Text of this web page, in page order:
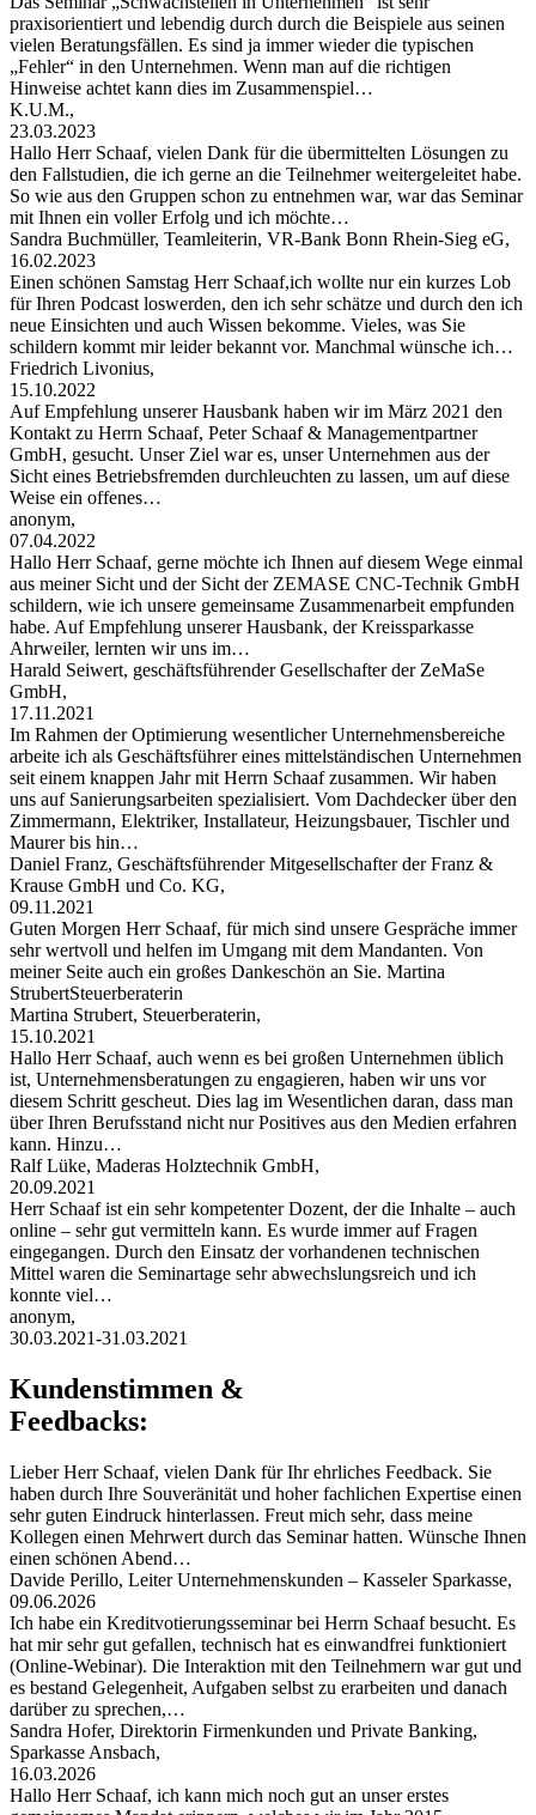
praxisorientiert und lebendig durch durch die Beispiele aus seinen
vielen Beratungsfällen. Es sind ja immer wieder die typischen
„Fehler“ in den Unternehmen. Wenn man auf die richtigen
Hinweise achtet kann dies im Zusammenspiel…
K.U.M.,
23.03.2023
Hallo Herr Schaaf, vielen Dank für die übermittelten Lösungen zu
den Fallstudien, die ich gerne an die Teilnehmer weitergeleitet habe.
So wie aus den Gruppen schon zu entnehmen war, war das Seminar
mit Ihnen ein voller Erfolg und ich möchte…
Sandra Buchmüller, Teamleiterin, VR-Bank Bonn Rhein-Sieg eG,
16.02.2023
Einen schönen Samstag Herr Schaaf,ich wollte nur ein kurzes Lob
für Ihren Podcast loswerden, den ich sehr schätze und durch den ich
neue Einsichten und auch Wissen bekomme. Vieles, was Sie
schildern kommt mir leider bekannt vor. Manchmal wünsche ich…
Friedrich Livonius,
15.10.2022
Auf Empfehlung unserer Hausbank haben wir im März 2021 den
Kontakt zu Herrn Schaaf, Peter Schaaf & Managementpartner
GmbH, gesucht. Unser Ziel war es, unser Unternehmen aus der
Sicht eines Betriebsfremden durchleuchten zu lassen, um auf diese
Weise ein offenes…
anonym,
07.04.2022
Hallo Herr Schaaf, gerne möchte ich Ihnen auf diesem Wege einmal
aus meiner Sicht und der Sicht der ZEMASE CNC-Technik GmbH
schildern, wie ich unsere gemeinsame Zusammenarbeit empfunden
habe. Auf Empfehlung unserer Hausbank, der Kreissparkasse
Ahrweiler, lernten wir uns im…
Harald Seiwert, geschäftsführender Gesellschafter der ZeMaSe
GmbH,
17.11.2021
Im Rahmen der Optimierung wesentlicher Unternehmensbereiche
arbeite ich als Geschäftsführer eines mittelständischen Unternehmen
seit einem knappen Jahr mit Herrn Schaaf zusammen. Wir haben
uns auf Sanierungsarbeiten spezialisiert. Vom Dachdecker über den
Zimmermann, Elektriker, Installateur, Heizungsbauer, Tischler und
Maurer bis hin…
Daniel Franz, Geschäftsführender Mitgesellschafter der Franz &
Krause GmbH und Co. KG,
09.11.2021
Guten Morgen Herr Schaaf, für mich sind unsere Gespräche immer
sehr wertvoll und helfen im Umgang mit dem Mandanten. Von
meiner Seite auch ein großes Dankeschön an Sie. Martina
StrubertSteuerberaterin
Martina Strubert, Steuerberaterin,
15.10.2021
Hallo Herr Schaaf, auch wenn es bei großen Unternehmen üblich
ist, Unternehmensberatungen zu engagieren, haben wir uns vor
diesem Schritt gescheut. Dies lag im Wesentlichen daran, dass man
über Ihren Berufsstand nicht nur Positives aus den Medien erfahren
kann. Hinzu…
Ralf Lüke, Maderas Holztechnik GmbH,
20.09.2021
Herr Schaaf ist ein sehr kompetenter Dozent, der die Inhalte – auch
online – sehr gut vermitteln kann. Es wurde immer auf Fragen
eingegangen. Durch den Einsatz der vorhandenen technischen
Mittel waren die Seminartage sehr abwechslungsreich und ich
konnte viel…
anonym,
30.03.2021-31.03.2021
Kundenstimmen &
Feedbacks:
Lieber Herr Schaaf, vielen Dank für Ihr ehrliches Feedback. Sie
haben durch Ihre Souveränität und hoher fachlichen Expertise einen
sehr guten Eindruck hinterlassen. Freut mich sehr, dass meine
Kollegen einen Mehrwert durch das Seminar hatten. Wünsche Ihnen
einen schönen Abend…
Davide Perillo, Leiter Unternehmenskunden – Kasseler Sparkasse,
09.06.2026
Ich habe ein Kreditvotierungsseminar bei Herrn Schaaf besucht. Es
hat mir sehr gut gefallen, technisch hat es einwandfrei funktioniert
(Online-Webinar). Die Interaktion mit den Teilnehmern war gut und
es bestand Gelegenheit, Aufgaben selbst zu erarbeiten und danach
darüber zu sprechen,…
Sandra Hofer, Direktorin Firmenkunden und Private Banking,
Sparkasse Ansbach,
16.03.2026
Hallo Herr Schaaf, ich kann mich noch gut an unser erstes